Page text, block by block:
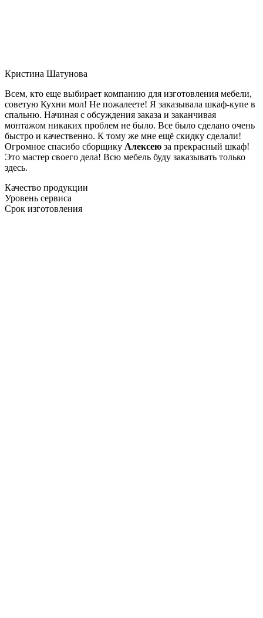
Кристина Шатунова
Всем, кто еще выбирает компанию для изготовления мебели,
советую Кухни мол! Не пожалеете! Я заказывала шкаф-купе в
спальню. Начиная с обсуждения заказа и заканчивая
монтажом никаких проблем не было. Все было сделано очень
быстро и качественно. К тому же мне ещё скидку сделали!
Огромное спасибо сборщику Алексею за прекрасный шкаф!
Это мастер своего дела! Всю мебель буду заказывать только
здесь.
Качество продукции
Уровень сервиса
Срок изготовления